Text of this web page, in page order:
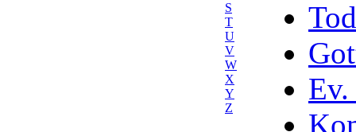
S
T
U
V
W
X
Y
Z
Ev.